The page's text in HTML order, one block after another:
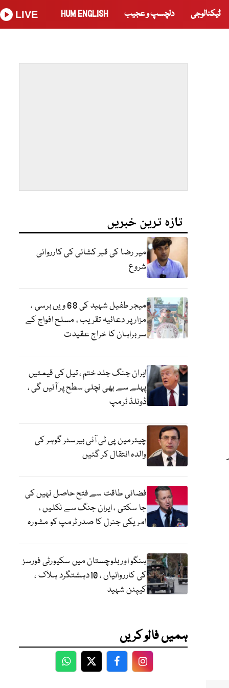
ٹیکنالوجی دلچسپ و عجیب HUM ENGLISH
LIVE
تازہ ترین خبریں
میر رضا کی قبر کشائی کی کارروائی
شروع
میجر طفیل شہید کی 68 ویں برسی ،
مزار پر دعائیہ تقریب ، مسلح افواج کے
سربراہان کا خراج عقیدت
ایران جنگ جلد ختم ، تیل کی قیمتیں
پہلے سے بھی نچلی سطح پر آئیں گی ،
ڈونلڈ ٹرمپ
چیئرمین پی ٹی آئی بیرسٹر گوہر کی
والدہ انتقال کر گئیں
فضائی طاقت سے فتح حاصل نہیں کی
جا سکتی ، ایران جنگ سے نکلیں ،
امریکی جنرل کا صدر ٹرمپ کو مشورہ
ہنگو اور بلوچستان میں سکیورٹی فورسز
کی کارروائیاں ، 10دہشتگرد ہلاک ،
کیپٹن شہید
ہمیں فالو کریں
WhatsApp
TwitterFacebookFacebook